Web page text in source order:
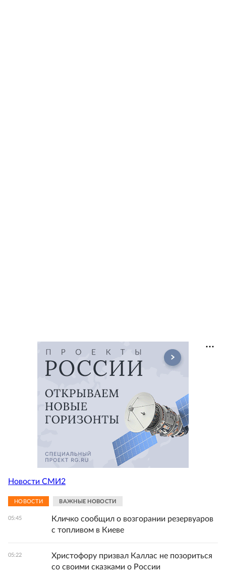
Новости СМИ2
НОВОСТИ ВАЖНЫЕ НОВОСТИ
05:45
Кличко сообщил о возгорании резервуаров
с топливом в Киеве
05:22
Христофору призвал Каллас не позориться
со своими сказками о России